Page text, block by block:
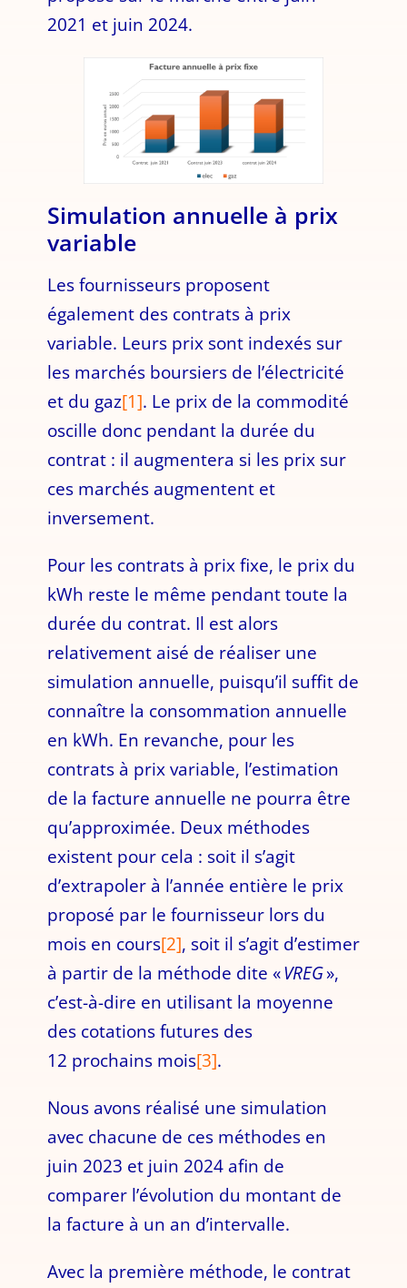
2021 et juin 2024.
Simulation annuelle à prix
variable
Les fournisseurs proposent
également des contrats à prix
variable. Leurs prix sont indexés sur
les marchés boursiers de l’électricité
et du gaz[1]. Le prix de la commodité
oscille donc pendant la durée du
contrat : il augmentera si les prix sur
ces marchés augmentent et
inversement.
Pour les contrats à prix fixe, le prix du
kWh reste le même pendant toute la
durée du contrat. Il est alors
relativement aisé de réaliser une
simulation annuelle, puisqu’il suffit de
connaître la consommation annuelle
en kWh. En revanche, pour les
contrats à prix variable, l’estimation
de la facture annuelle ne pourra être
qu’approximée. Deux méthodes
existent pour cela : soit il s’agit
d’extrapoler à l’année entière le prix
proposé par le fournisseur lors du
mois en cours[2], soit il s’agit d’estimer
à partir de la méthode dite «VREG»,
c’est-à-dire en utilisant la moyenne
des cotations futures des
12 prochains mois[3].
Nous avons réalisé une simulation
avec chacune de ces méthodes en
juin 2023 et juin 2024 afin de
comparer l’évolution du montant de
la facture à un an d’intervalle.
Avec la première méthode, le contrat